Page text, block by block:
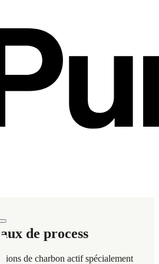
Toggle nav dropdown
de process
de charbon actif spécialement